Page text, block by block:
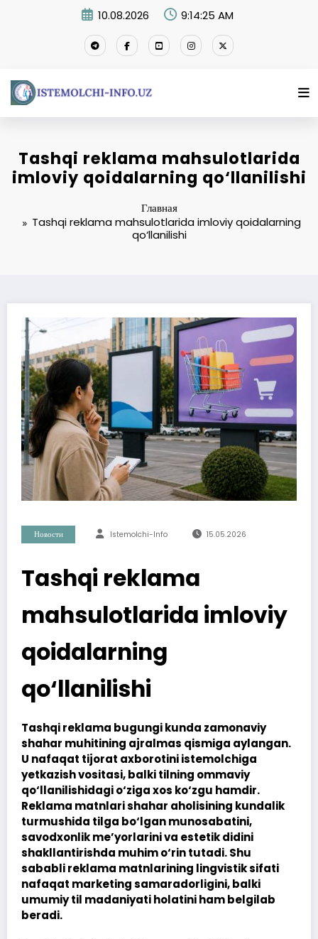
10.08.2026 9:14:26 AM
Tashqi reklama mahsulotlarida
imloviy qoidalarning qo‘llanilishi
Главная
Tashqi reklama mahsulotlarida imloviy qoidalarning
qo‘llanilishi
Новости Istemolchi-Info 15.05.2026
Tashqi reklama
mahsulotlarida imloviy
qoidalarning
qo‘llanilishi
Tashqi reklama bugungi kunda zamonaviy
shahar muhitining ajralmas qismiga aylangan.
U nafaqat tijorat axborotini istemolchiga
yetkazish vositasi, balki tilning ommaviy
qo‘llanilishidagi o‘ziga xos ko‘zgu hamdir.
Reklama matnlari shahar aholisining kundalik
turmushida tilga bo‘lgan munosabatini,
savodxonlik me’yorlarini va estetik didini
shakllantirishda muhim o‘rin tutadi. Shu
sababli reklama matnlarining lingvistik sifati
nafaqat marketing samaradorligini, balki
umumiy til madaniyati holatini ham belgilab
beradi.